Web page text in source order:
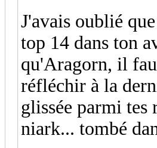
J'avais oublié
top 14 dans ton
qu'Aragorn, il
réfléchir à la
glissée parmi tes
niark... tombé